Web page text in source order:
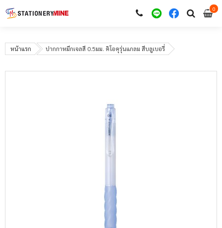
00
หน้าแรก ปากกาหมึกเจลสี 0.5มม. คิโอคุรุ่นแกลม สีบลูเบอรี่